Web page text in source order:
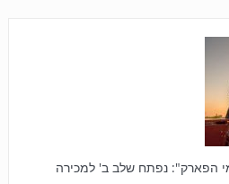
הפארק": נפתח שלב ב' למכירה